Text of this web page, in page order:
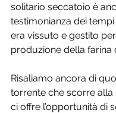
solitario seccatoio è
testimonianza dei
era vissuto e gestito
produzione della farina
Risaliamo ancora di
torrente che scorre alla
ci offre l’opportunità di